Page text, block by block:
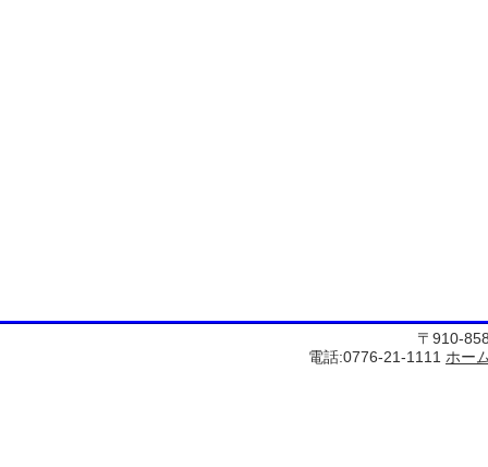
〒910-
電話:0776-21-1111 ホー